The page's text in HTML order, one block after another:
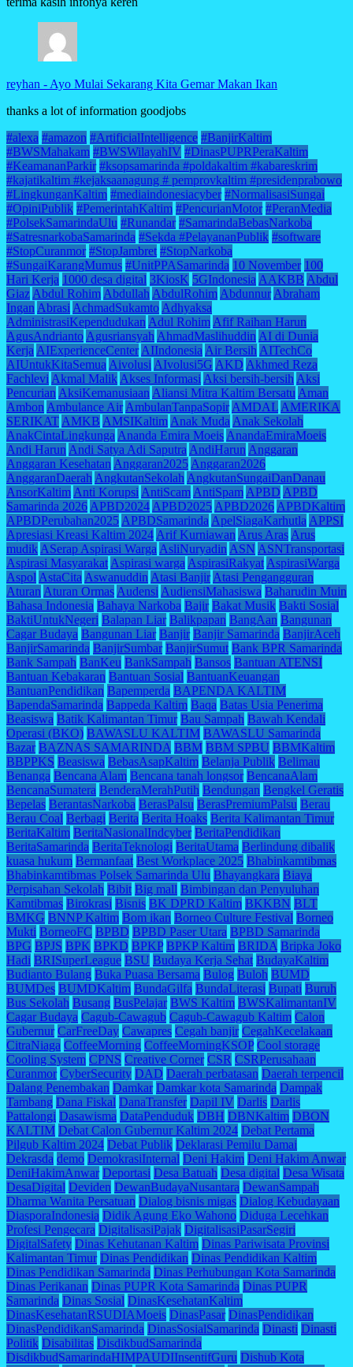
reyhan - Ayo Mulai Sekarang Kita Gemar Makan Ikan
thanks a lot of information goodjobs
#alexa #amazon #ArtificialIntelligence #BanjirKaltim
#BWSMahakam #BWSWilayahIV #DinasPUPRPeraKaltim
#KeamananParkir #ksopsamarinda #poldakaltim #kabareskrim
#kajatikaltim #kejaksaanagung # pemprovkaltim #presidenprabowo
#LingkunganKaltim #mediaindonesiacyber #NormalisasiSungai
#OpiniPublik #PemerintahKaltim #PencurianMotor #PeranMedia
#PolsekSamarindaUlu #Runandar #SamarindaBebasNarkoba
#SatresnarkobaSamarinda #Sekda #PelayananPublik #software
#StopCuranmor #StopJambret #StopNarkoba
#SungaiKarangMumus #UnitPPASamarinda 10 November 100
Hari Kerja 1000 desa digital 3KiosK 5GIndonesia AAKBB Abdul
Giaz Abdul Rohim Abdullah AbdulRohim Abdunnur Abraham
Ingan Abrasi AchmadSukamto Adhyaksa
AdministrasiKependudukan Adul Rohim Afif Raihan Harun
AgusAndrianto Agusriansyah AhmadMaslihuddin AI di Dunia
Kerja AIExperienceCenter AIIndonesia Air Bersih AITechCo
AIUntukKitaSemua Aivolusi AIvolusi5G AKD Akhmed Reza
Fachlevi Akmal Malik Akses Informasi Aksi bersih-bersih Aksi
Pencurian AksiKemanusiaan Aliansi Mitra Kaltim Bersatu Aman
Ambon Ambulance Air AmbulanTanpaSopir AMDAL AMERIKA
SERIKAT AMKB AMSIKaltim Anak Muda Anak Sekolah
AnakCintaLingkunga Ananda Emira Moeis AnandaEmiraMoeis
Andi Harun Andi Satya Adi Saputra AndiHarun Anggaran
Anggaran Kesehatan Anggaran2025 Anggaran2026
AnggaranDaerah AngkutanSekolah AngkutanSungaiDanDanau
AnsorKaltim Anti Korupsi AntiScam AntiSpam APBD APBD
Samarinda 2026 APBD2024 APBD2025 APBD2026 APBDKaltim
APBDPerubahan2025 APBDSamarinda ApelSiagaKarhutla APPSI
Apresiasi Kreasi Kaltim 2024 Arif Kurniawan Arus Aras Arus
mudik ASerap Aspirasi Warga AsliNuryadin ASN ASNTransportasi
Aspirasi Masyarakat Aspirasi warga AspirasiRakyat AspirasiWarga
Aspol AstaCita Aswanuddin Atasi Banjir Atasi Pengangguran
Aturan Aturan Ormas Audensi AudiensiMahasiswa Baharudin Muin
Bahasa Indonesia Bahaya Narkoba Bajir Bakat Musik Bakti Sosial
BaktiUntukNegeri Balapan Liar Balikpapan BangAan Bangunan
Cagar Budaya Bangunan Liar Banjir Banjir Samarinda BanjirAceh
BanjirSamarinda BanjirSumbar BanjirSumut Bank BPR Samarinda
Bank Sampah BanKeu BankSampah Bansos Bantuan ATENSI
Bantuan Kebakaran Bantuan Sosial BantuanKeuangan
BantuanPendidikan Bapemperda BAPENDA KALTIM
BapendaSamarinda Bappeda Kaltim Baqa Batas Usia Penerima
Beasiswa Batik Kalimantan Timur Bau Sampah Bawah Kendali
Operasi (BKO) BAWASLU KALTIM BAWASLU Samarinda
Bazar BAZNAS SAMARINDA BBM BBM SPBU BBMKaltim
BBPPKS Beasiswa BebasAsapKaltim Belanja Publik Belimau
Benanga Bencana Alam Bencana tanah longsor BencanaAlam
BencanaSumatera BenderaMerahPutih Bendungan Bengkel Geratis
Bepelas BerantasNarkoba BerasPalsu BerasPremiumPalsu Berau
Berau Coal Berbagi Berita Berita Hoaks Berita Kalimantan Timur
BeritaKaltim BeritaNasionalIndcyber BeritaPendidikan
BeritaSamarinda BeritaTeknologi BeritaUtama Berlindung dibalik
kuasa hukum Bermanfaat Best Workplace 2025 Bhabinkamtibmas
Bhabinkamtibmas Polsek Samarinda Ulu Bhayangkara Biaya
Perpisahan Sekolah Bibit Big mall Bimbingan dan Penyuluhan
Kamtibmas Birokrasi Bisnis BK DPRD Kaltim BKKBN BLT
BMKG BNNP Kaltim Bom ikan Borneo Culture Festival Borneo
Mukti BorneoFC BPBD BPBD Paser Utara BPBD Samarinda
BPG BPJS BPK BPKD BPKP BPKP Kaltim BRIDA Bripka Joko
Hadi BRISuperLeague BSU Budaya Kerja Sehat BudayaKaltim
Budianto Bulang Buka Puasa Bersama Bulog Buloh BUMD
BUMDes BUMDKaltim BundaGilfa BundaLiterasi Bupati Buruh
Bus Sekolah Busang BusPelajar BWS Kaltim BWSKalimantanIV
Cagar Budaya Cagub-Cawagub Cagub-Cawagub Kaltim Calon
Gubernur CarFreeDay Cawapres Cegah banjir CegahKecelakaan
CitraNiaga CoffeeMorning CoffeeMorningKSOP Cool storage
Cooling System CPNS Creative Corner CSR CSRPerusahaan
Curanmor CyberSecurity DAD Daerah perbatasan Daerah terpencil
Dalang Penembakan Damkar Damkar kota Samarinda Dampak
Tambang Dana Fiskal DanaTransfer Dapil IV Darlis Darlis
Pattalongi Dasawisma DataPenduduk DBH DBNKaltim DBON
KALTIM Debat Calon Gubernur Kaltim 2024 Debat Pertama
Pilgub Kaltim 2024 Debat Publik Deklarasi Pemilu Damai
Dekrasda demo DemokrasiInternal Deni Hakim Deni Hakim Anwar
DeniHakimAnwar Deportasi Desa Batuah Desa digital Desa Wisata
DesaDigital Deviden DewanBudayaNusantara DewanSampah
Dharma Wanita Persatuan Dialog bisnis migas Dialog Kebudayaan
DiasporaIndonesia Didik Agung Eko Wahono Diduga Lecehkan
Profesi Pengecara DigitalisasiPajak DigitalisasiPasarSegiri
DigitalSafety Dinas Kehutanan Kaltim Dinas Pariwisata Provinsi
Kalimantan Timur Dinas Pendidikan Dinas Pendidikan Kaltim
Dinas Pendidikan Samarinda Dinas Perhubungan Kota Samarinda
Dinas Perikanan Dinas PUPR Kota Samarinda Dinas PUPR
Samarinda Dinas Sosial DinasKesehatanKaltim
DinasKesehatanRSUDIAMoeis DinasPasar DinasPendidikan
DinasPendidikanSamarinda DinasSosialSamarinda Dinasti Dinasti
Politik Disabilitas DisdikbudSamarinda
DisdikbudSamarindaHIMPAUDIInsentifGuru Dishub Kota